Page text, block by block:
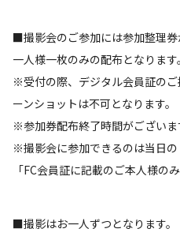
■撮影会のご参加には参加整理
一人様一枚のみの配布となります
※受付の際、デジタル会員証の
ーンショットは不可となります。
※参加券配布終了時間がございま
※撮影会に参加できるのは当日
「FC会員証に記載のご本人様の
■撮影はお一人ずつとなります。